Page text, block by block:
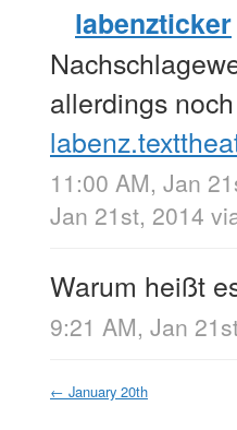
labenzticker
allerdings
11:00 AM, Jan
Jan 21st, 2014
Warum heißt
9:21 AM, Jan
← January 20th